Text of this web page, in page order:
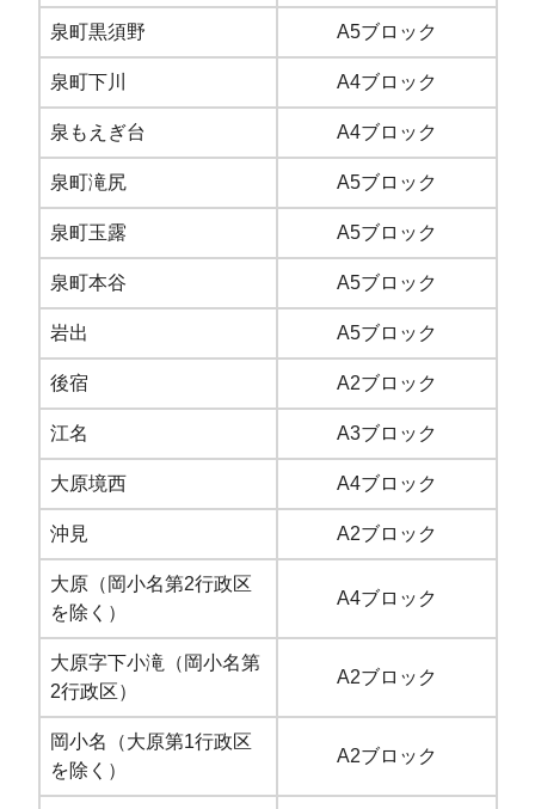
泉町黒須野 A5ブロック
泉町下川 A4ブロック
泉もえぎ台 A4ブロック
泉町滝尻 A5ブロック
泉町玉露 A5ブロック
泉町本谷 A5ブロック
岩出 A5ブロック
後宿 A2ブロック
江名 A3ブロック
大原境西 A4ブロック
沖見 A2ブロック
大原（岡小名第2行政区
を除く）
A4ブロック
大原字下小滝（岡小名第
2行政区）
A2ブロック
岡小名（大原第1行政区
を除く）
A2ブロック